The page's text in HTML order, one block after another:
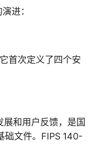
进：
首次定义了四个安
和用户反馈，是国
础文件。FIPS 140-